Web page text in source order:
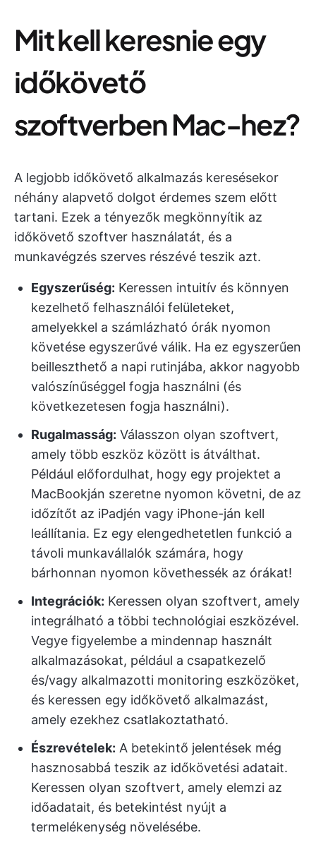
Mit kell keresnie egy
időkövető
szoftverben Mac-hez?
A legjobb időkövető alkalmazás keresésekor
néhány alapvető dolgot érdemes szem előtt
tartani. Ezek a tényezők megkönnyítik az
időkövető szoftver használatát, és a
munkavégzés szerves részévé teszik azt.
Egyszerűség: Keressen intuitív és könnyen
kezelhető felhasználói felületeket,
amelyekkel a számlázható órák nyomon
követése egyszerűvé válik. Ha ez egyszerűen
beilleszthető a napi rutinjába, akkor nagyobb
valószínűséggel fogja használni (és
következetesen fogja használni).
Rugalmasság: Válasszon olyan szoftvert,
amely több eszköz között is átválthat.
Például előfordulhat, hogy egy projektet a
MacBookján szeretne nyomon követni, de az
időzítőt az iPadjén vagy iPhone-ján kell
leállítania. Ez egy elengedhetetlen funkció a
távoli munkavállalók számára, hogy
bárhonnan nyomon követhessék az órákat!
Integrációk: Keressen olyan szoftvert, amely
integrálható a többi technológiai eszközével.
Vegye figyelembe a mindennap használt
alkalmazásokat, például a csapatkezelő
és/vagy alkalmazotti monitoring eszközöket,
és keressen egy időkövető alkalmazást,
amely ezekhez csatlakoztatható.
Észrevételek: A betekintő jelentések még
hasznosabbá teszik az időkövetési adatait.
Keressen olyan szoftvert, amely elemzi az
időadatait, és betekintést nyújt a
termelékenység növelésébe.